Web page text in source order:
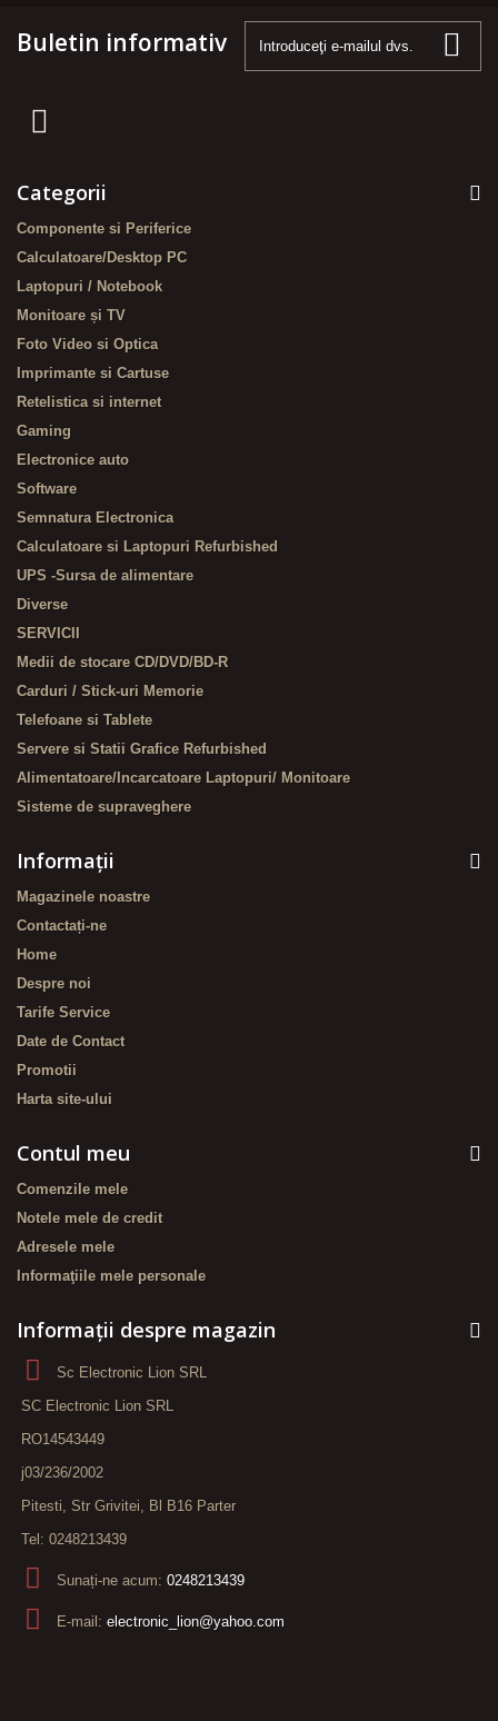
Buletin informativ
Categorii
Componente si Periferice
Calculatoare/Desktop PC
Laptopuri / Notebook
Monitoare și TV
Foto Video si Optica
Imprimante si Cartuse
Retelistica si internet
Gaming
Electronice auto
Software
Semnatura Electronica
Calculatoare si Laptopuri Refurbished
UPS -Sursa de alimentare
Diverse
SERVICII
Medii de stocare CD/DVD/BD-R
Carduri / Stick-uri Memorie
Telefoane si Tablete
Servere si Statii Grafice Refurbished
Alimentatoare/Incarcatoare Laptopuri/ Monitoare
Sisteme de supraveghere
Informaţii
Magazinele noastre
Contactați-ne
Home
Despre noi
Tarife Service
Date de Contact
Promotii
Harta site-ului
Contul meu
Comenzile mele
Notele mele de credit
Adresele mele
Informaţiile mele personale
Informații despre magazin
Sc Electronic Lion SRL
SC Electronic Lion SRL
RO14543449
j03/236/2002
Pitesti, Str Grivitei, Bl B16 Parter
Tel: 0248213439
Sunați-ne acum: 0248213439
E-mail: electronic_lion@yahoo.com